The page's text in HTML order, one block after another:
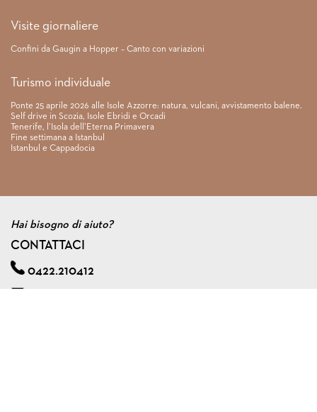
Visite giornaliere
Confini da Gaugin a Hopper – Canto con variazioni
Turismo individuale
Ponte 25 aprile 2026 alle Isole Azzorre: natura, vulcani, avvistamento balene.
Self drive in Scozia, Isole Ebridi e Orcadi
Tenerife, l’Isola dell’Eterna Primavera
Fine settimana a Istanbul
Istanbul e Cappadocia
Hai bisogno di aiuto?
CONTATTACI
0422.210412